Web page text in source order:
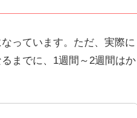
っています。ただ、実際に
までに、1週間～2週間はか